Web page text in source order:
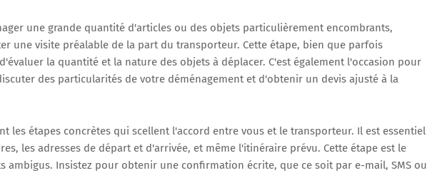
une grande quantité d'articles ou des objets particulièrement encombrants,
une visite préalable de la part du transporteur. Cette étape, bien que parfois
la quantité et la nature des objets à déplacer. C'est également l'occasion pour
des particularités de votre déménagement et d'obtenir un devis ajusté à la
les étapes concrètes qui scellent l'accord entre vous et le transporteur. Il est essentiel
les adresses de départ et d'arrivée, et même l'itinéraire prévu. Cette étape est le
ambigus. Insistez pour obtenir une confirmation écrite, que ce soit par e-mail, SMS ou